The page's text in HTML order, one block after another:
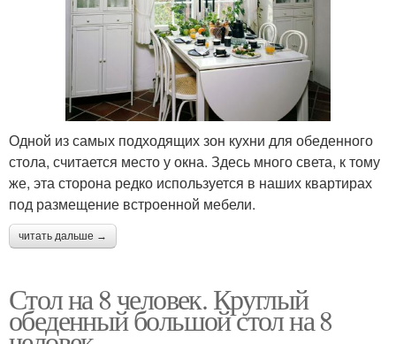
Одной из самых подходящих зон кухни для обеденного
стола, считается место у окна. Здесь много света, к тому
же, эта сторона редко используется в наших квартирах
под размещение встроенной мебели.
читать дальше →
Стол на 8 человек. Круглый
обеденный большой стол на 8